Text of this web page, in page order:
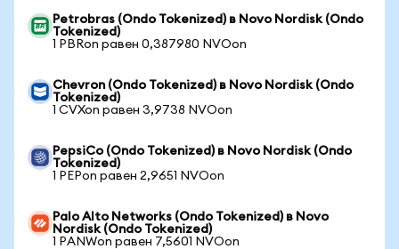
Petrobras (Ondo Tokenized) в Novo Nordisk (Ondo
Tokenized)
1 PBRon равен 0,387980 NVOon
Chevron (Ondo Tokenized) в Novo Nordisk (Ondo
Tokenized)
1 CVXon равен 3,9738 NVOon
PepsiCo (Ondo Tokenized) в Novo Nordisk (Ondo
Tokenized)
1 PEPon равен 2,9651 NVOon
Palo Alto Networks (Ondo Tokenized) в Novo
Nordisk (Ondo Tokenized)
1 PANWon равен 7,5601 NVOon